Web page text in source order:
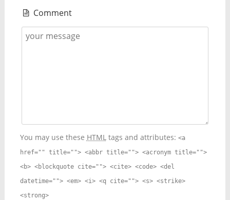
Comment
You may use these HTMLtags and attributes: <a
href="" title=""> <abbr title=""> <acronym title="">
<b> <blockquote cite=""> <cite> <code> <del
datetime=""> <em> <i> <q cite=""> <s> <strike>
<strong>